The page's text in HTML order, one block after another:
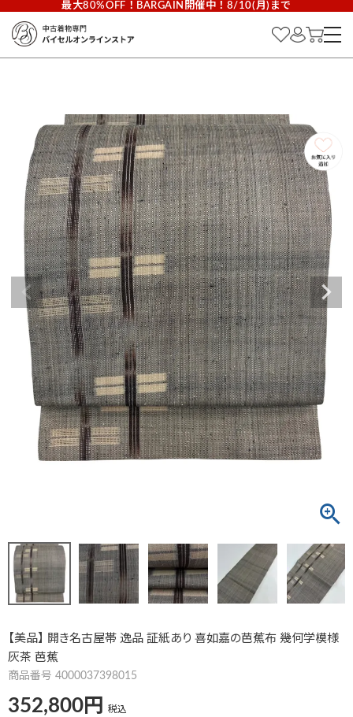
最大80%OFF！BARGAIN開催中！8/10(月)まで
【美品】 開き名古屋帯 逸品 証紙あり 喜如嘉の芭蕉布 幾何学模様
灰茶 芭蕉
商品番号 4000037398015
352,800 税込